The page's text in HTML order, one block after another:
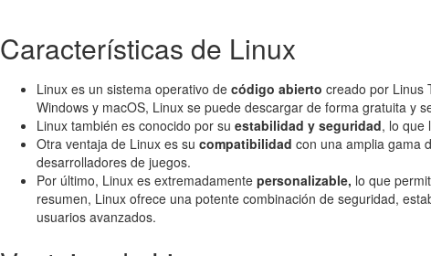
Características de Linux
Linux es un sistema operativo de código abierto creado por Linus
Windows y macOS, Linux se puede descargar de forma gratuita y
Linux también es conocido por su estabilidad y seguridad, lo que
Otra ventaja de Linux es su compatibilidad con una amplia gama
desarrolladores de juegos.
Por último, Linux es extremadamente personalizable, lo que
resumen, Linux ofrece una potente combinación de seguridad,
usuarios avanzados.